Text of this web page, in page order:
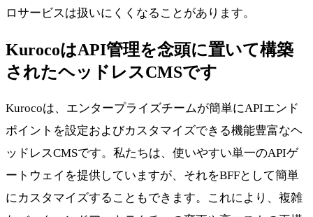
ロサービスは扱いにくくなることがあります。
KurocoはAPI管理を念頭に置いて構築
されたヘッドレスCMSです
Kurocoは、エンタープライズチームが簡単にAPIエンド
ポイントを設定およびカスタマイズできる機能豊富なヘ
ッドレスCMSです。私たちは、使いやすい単一のAPIゲ
ートウェイを提供していますが、それをBFFとして簡単
にカスタマイズすることもできます。これにより、複雑